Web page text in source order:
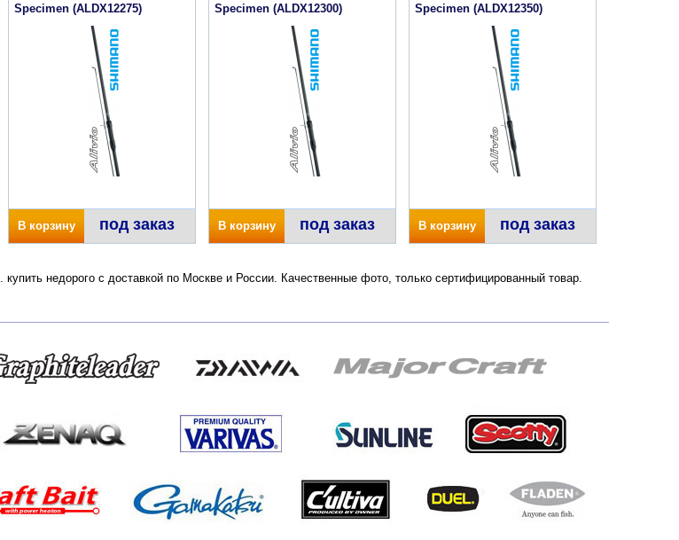
Specimen (ALDX12275)
В корзину под заказ
Specimen (ALDX12300)
В корзину под заказ
Specimen (ALDX12350)
В корзину под заказ
недорого с доставкой по Москве и России. Качественные фото, только сертифицированный товар.